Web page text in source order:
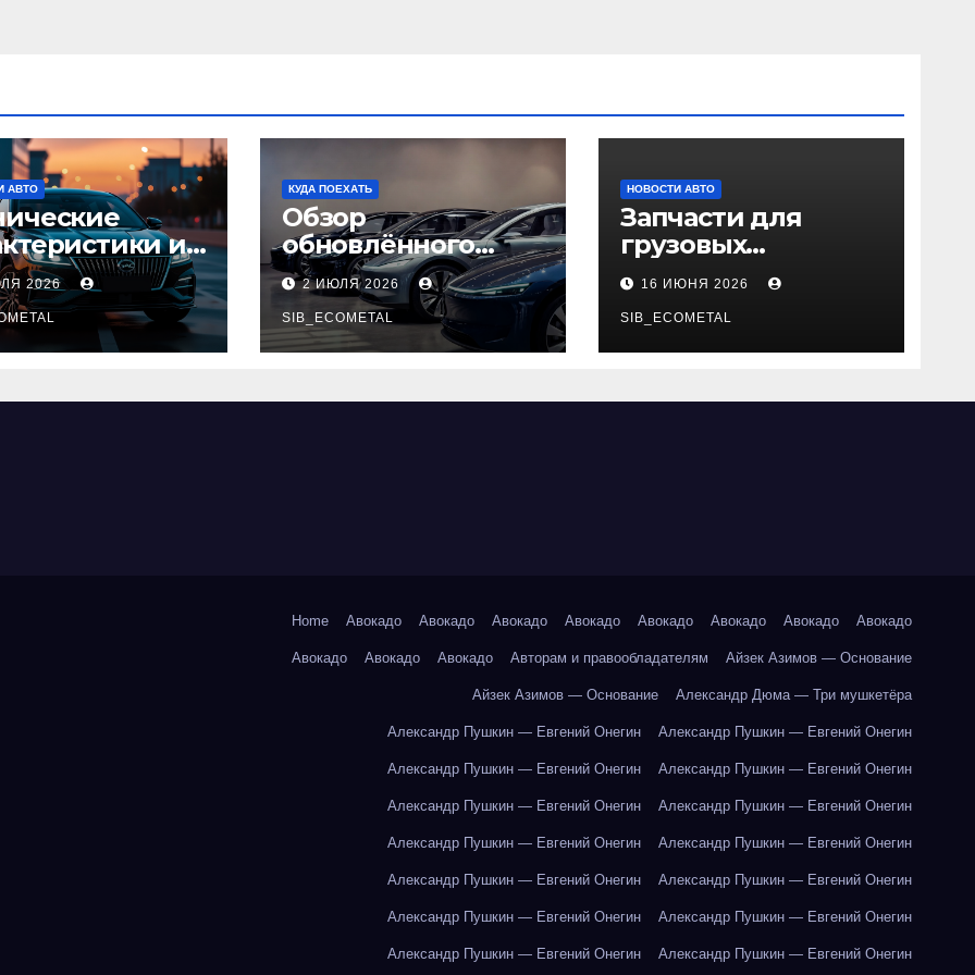
АВТО
и
GAC
2026
КУДА ПОЕХАТЬ
Обзор
обновлённого
модельного ряда
легковых
автомобилей 2026
года
2 ИЮЛЯ 2026
SIB_ECOMETAL
НОВОСТИ АВТО
Запчасти для
грузовых
автомобилей:
справочная база по
корейским и
японским
16 ИЮНЯ 2026
SIB_ECOMETAL
Home Авокадо Авокадо Авокадо Авокадо Авокадо Авокадо Авокадо Авокадо
Авокадо Авокадо Авокадо Авторам и правообладателям Айзек Азимов — Основание
Айзек Азимов — Основание Александр Дюма — Три мушкетёра
Александр Пушкин — Евгений Онегин Александр Пушкин — Евгений Онегин
Александр Пушкин — Евгений Онегин Александр Пушкин — Евгений Онегин
Александр Пушкин — Евгений Онегин Александр Пушкин — Евгений Онегин
Александр Пушкин — Евгений Онегин Александр Пушкин — Евгений Онегин
Александр Пушкин — Евгений Онегин Александр Пушкин — Евгений Онегин
Александр Пушкин — Евгений Онегин Александр Пушкин — Евгений Онегин
Александр Пушкин — Евгений Онегин Александр Пушкин — Евгений Онегин